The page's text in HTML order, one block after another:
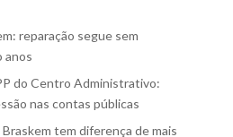
reparação segue sem
anos
do Centro Administrativo:
nas contas públicas
Braskem tem diferença de mais